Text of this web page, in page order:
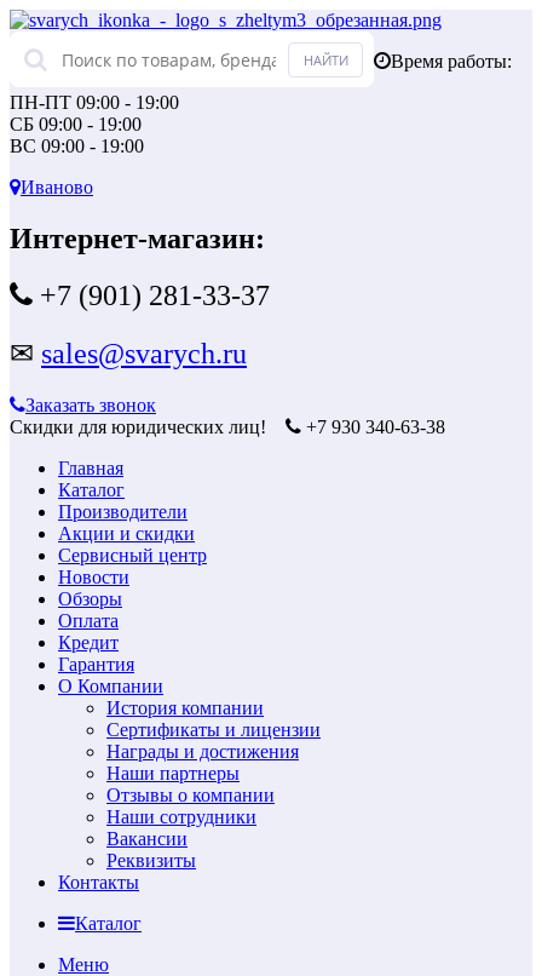
Время работы:
ПН-ПТ 09:00 - 19:00
СБ 09:00 - 19:00
ВС 09:00 - 19:00
Иваново
Интернет-магазин:
+7 (901) 281-33-37
✉ sales@svarych.ru
Заказать звонок
Скидки для юридических лиц!
+7 930 340-63-38
Главная
Каталог
Производители
Акции и скидки
Сервисный центр
Новости
Обзоры
Оплата
Кредит
Гарантия
О Компании
История компании
Сертификаты и лицензии
Награды и достижения
Наши партнеры
Отзывы о компании
Наши сотрудники
Вакансии
Реквизиты
Контакты
Каталог
Меню